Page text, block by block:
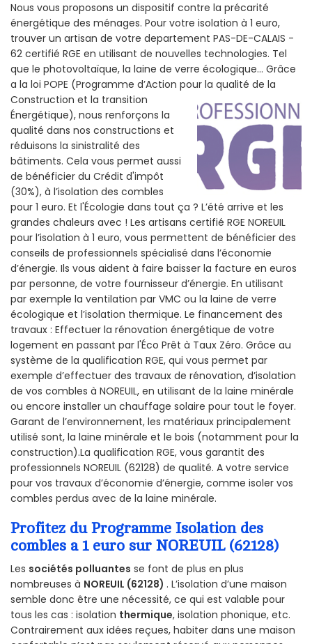
Nous vous proposons un dispositif contre la précarité
énergétique des ménages. Pour votre isolation à 1 euro,
trouver un artisan de votre departement PAS-DE-CALAIS -
62 certifié RGE en utilisant de nouvelles technologies. Tel
que le photovoltaïque, la laine de verre écologique... Grâce
a la loi POPE (Programme d’Action pour la qualité de la
Construction et la transition
Énergétique), nous renforçons la
qualité dans nos constructions et
réduisons la sinistralité des
bâtiments. Cela vous permet aussi
de bénéficier du Crédit d'impôt
(30%), à l’isolation des combles
pour 1 euro. Et l'Écologie dans tout ça ? L’été arrive et les
grandes chaleurs avec ! Les artisans certifié RGE NOREUIL
pour l’isolation à 1 euro, vous permettent de bénéficier des
conseils de professionnels spécialisé dans l’économie
d’énergie. Ils vous aident à faire baisser la facture en euros
par personne, de votre fournisseur d’énergie. En utilisant
par exemple la ventilation par VMC ou la laine de verre
écologique et l’isolation thermique. Le financement des
travaux : Effectuer la rénovation énergétique de votre
logement en passant par l'Éco Prêt à Taux Zéro. Grâce au
système de la qualification RGE, qui vous permet par
exemple d’effectuer des travaux de rénovation, d’isolation
de vos combles à NOREUIL, en utilisant de la laine minérale
ou encore installer un chauffage solaire pour tout le foyer.
Garant de l’environnement, les matériaux principalement
utilisé sont, la laine minérale et le bois (notamment pour la
construction).La qualification RGE, vous garantit des
professionnels NOREUIL (62128) de qualité. A votre service
pour vos travaux d’économie d’énergie, comme isoler vos
combles perdus avec de la laine minérale.
Profitez du Programme Isolation des
combles a 1 euro sur NOREUIL (62128)
Les sociétés polluantes se font de plus en plus
nombreuses à NOREUIL (62128) . L’isolation d’une maison
semble donc être une nécessité, ce qui est valable pour
tous les cas : isolation thermique, isolation phonique, etc.
Contrairement aux idées reçues, habiter dans une maison